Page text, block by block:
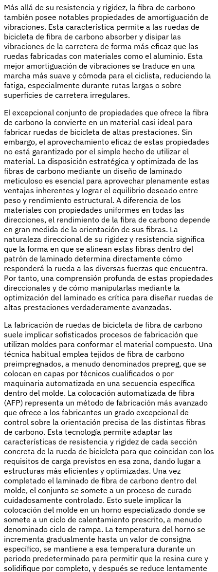
Más allá de su resistencia y rigidez, la fibra de carbono
también posee notables propiedades de amortiguación de
vibraciones. Esta característica permite a las ruedas de
bicicleta de fibra de carbono absorber y disipar las
vibraciones de la carretera de forma más eficaz que las
ruedas fabricadas con materiales como el aluminio. Esta
mejor amortiguación de vibraciones se traduce en una
marcha más suave y cómoda para el ciclista, reduciendo la
fatiga, especialmente durante rutas largas o sobre
superficies de carretera irregulares.
El excepcional conjunto de propiedades que ofrece la fibra
de carbono la convierte en un material casi ideal para
fabricar ruedas de bicicleta de altas prestaciones. Sin
embargo, el aprovechamiento eficaz de estas propiedades
no está garantizado por el simple hecho de utilizar el
material. La disposición estratégica y optimizada de las
fibras de carbono mediante un diseño de laminado
meticuloso es esencial para aprovechar plenamente estas
ventajas inherentes y lograr el equilibrio deseado entre
peso y rendimiento estructural. A diferencia de los
materiales con propiedades uniformes en todas las
direcciones, el rendimiento de la fibra de carbono depende
en gran medida de la orientación de sus fibras. La
naturaleza direccional de su rigidez y resistencia significa
que la forma en que se alinean estas fibras dentro del
patrón de laminado determina directamente cómo
responderá la rueda a las diversas fuerzas que encuentra.
Por tanto, una comprensión profunda de estas propiedades
direccionales y de cómo manipularlas mediante la
optimización del laminado es crítica para diseñar ruedas de
altas prestaciones verdaderamente avanzadas.
La fabricación de ruedas de bicicleta de fibra de carbono
suele implicar sofisticados procesos de fabricación que
utilizan moldes para conformar el material compuesto. Una
técnica habitual emplea tejidos de fibra de carbono
preimpregnados, a menudo denominados prepreg, que se
colocan en capas por técnicos cualificados o por
maquinaria automatizada en una secuencia específica
dentro del molde. La colocación automatizada de fibra
(AFP) representa un método de fabricación más avanzado
que ofrece a los fabricantes un grado excepcional de
control sobre la orientación precisa de las distintas fibras
de carbono. Esta tecnología permite adaptar las
características de resistencia y rigidez de cada sección
concreta de la rueda de bicicleta para que coincidan con los
requisitos de carga previstos en esa zona, dando lugar a
estructuras más eficientes y optimizadas. Una vez
completado el laminado de fibra de carbono dentro del
molde, el conjunto se somete a un proceso de curado
cuidadosamente controlado. Esto suele implicar la
colocación del molde en un horno especializado donde se
somete a un ciclo de calentamiento prescrito, a menudo
denominado ciclo de rampa. La temperatura del horno se
incrementa gradualmente hasta un valor de consigna
específico, se mantiene a esa temperatura durante un
periodo predeterminado para permitir que la resina cure y
solidifique por completo, y después se reduce lentamente